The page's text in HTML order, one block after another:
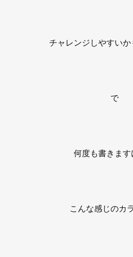
チャレンジしやすい
で
何度も書きま
こんな感じのカ